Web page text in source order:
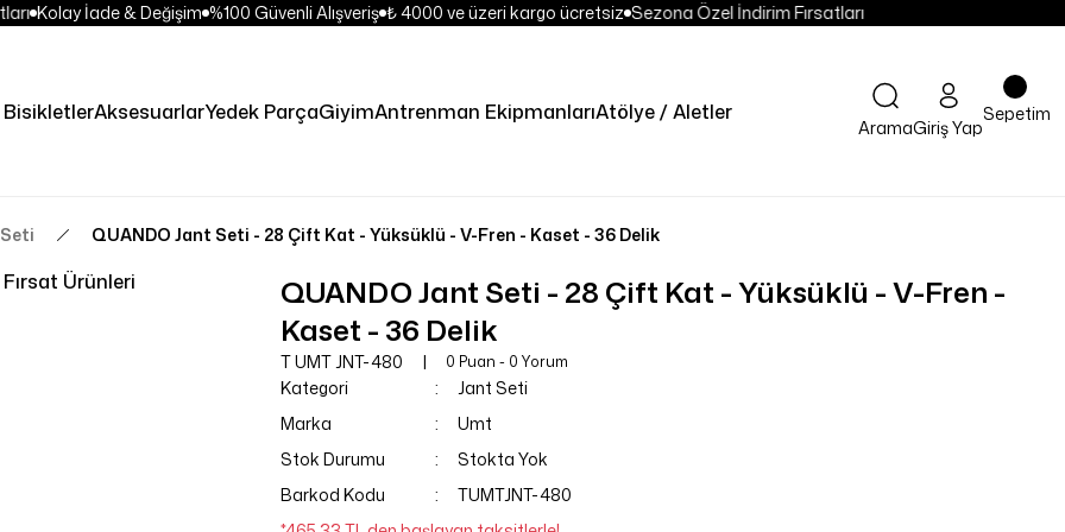
Kolay İade & Değişim %100 Güvenli Alışveriş ₺ 4000 ve üzeri kargo ücretsiz Sezona Özel İndirim Fırsatları
BisikletlerAksesuarlarYedek ParçaGiyimAntrenman EkipmanlarıAtölye / Aletler
Fırsat Ürünleri
AramaGiriş Yap
Sepetim
QUANDO Jant Seti - 28 Çift Kat - Yüksüklü - V-Fren - Kaset - 36 Delik
QUANDO Jant Seti - 28 Çift Kat - Yüksüklü - V-Fren -
Kaset - 36 Delik
T UMT JNT-480 0 Puan - 0 Yorum
Kategori
Jant Seti
Marka
Umt
Stok Durumu
Stokta Yok
Barkod Kodu
TUMTJNT-480